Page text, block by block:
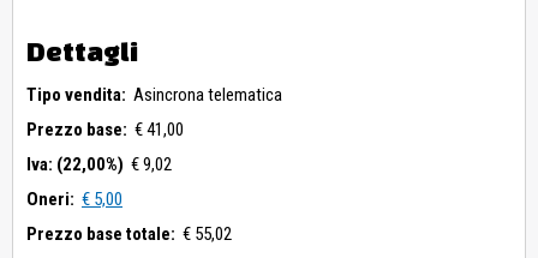
Dettagli
Tipo vendita: Asincrona telematica
Prezzo base: € 41,00
Iva: (22,00%) € 9,02
Oneri: € 5,00
Prezzo base totale: € 55,02